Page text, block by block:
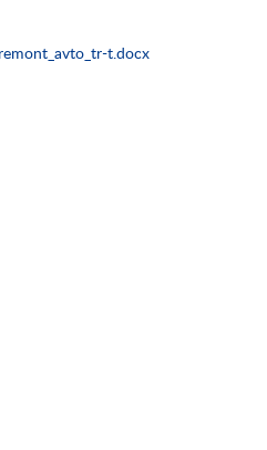
t.docx